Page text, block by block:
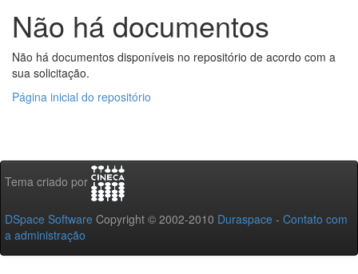
Não há documentos
Não há documentos disponíveis no repositório de acordo com a
sua solicitação.
Página inicial do repositório
Tema criado por
DSpace Software Copyright © 2002-2010 Duraspace - Contato com
a administração